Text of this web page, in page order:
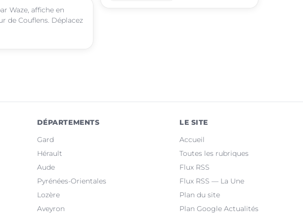
Waze, affiche en
de Couflens. Déplacez
Saint-Paul-de-Jarrat
DÉPARTEMENTS
Gard
Hérault
Aude
Pyrénées-Orientales
Lozère
Aveyron
LE SITE
Accueil
Toutes les rubriques
Flux RSS
Flux RSS — La Une
Plan du site
Plan Google Actualités